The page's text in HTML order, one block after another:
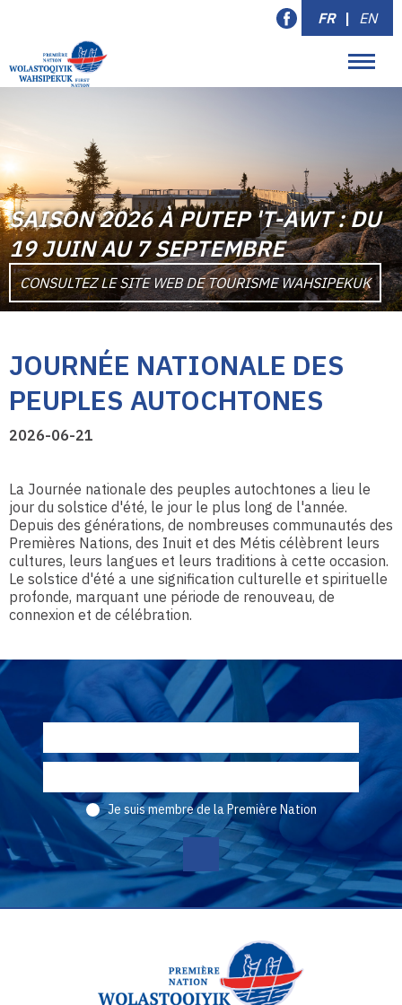
FR | EN
SAISON 2026 À PUTEP 'T-AWT : DU
19 JUIN AU 7 SEPTEMBRE
CONSULTEZ LE SITE WEB DE TOURISME WAHSIPEKUK
JOURNÉE NATIONALE DES
PEUPLES AUTOCHTONES
2026-06-21
La Journée nationale des peuples autochtones a lieu le
jour du solstice d'été, le jour le plus long de l'année.
Depuis des générations, de nombreuses communautés des
Premières Nations, des Inuit et des Métis célèbrent leurs
cultures, leurs langues et leurs traditions à cette occasion.
Le solstice d'été a une signification culturelle et spirituelle
profonde, marquant une période de renouveau, de
connexion et de célébration.
Je suis membre de la Première Nation